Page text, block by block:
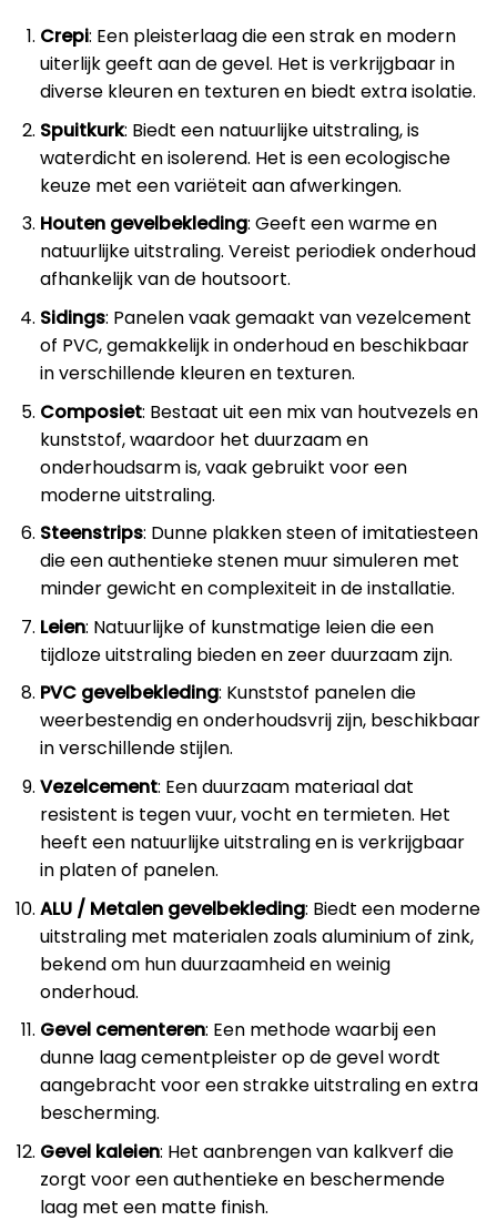
Crepi: Een pleisterlaag die een strak en modern
uiterlijk geeft aan de gevel. Het is verkrijgbaar in
diverse kleuren en texturen en biedt extra isolatie.
Spuitkurk: Biedt een natuurlijke uitstraling, is
waterdicht en isolerend. Het is een ecologische
keuze met een variëteit aan afwerkingen.
Houten gevelbekleding: Geeft een warme en
natuurlijke uitstraling. Vereist periodiek onderhoud
afhankelijk van de houtsoort.
Sidings: Panelen vaak gemaakt van vezelcement
of PVC, gemakkelijk in onderhoud en beschikbaar
in verschillende kleuren en texturen.
Composiet: Bestaat uit een mix van houtvezels en
kunststof, waardoor het duurzaam en
onderhoudsarm is, vaak gebruikt voor een
moderne uitstraling.
Steenstrips: Dunne plakken steen of imitatiesteen
die een authentieke stenen muur simuleren met
minder gewicht en complexiteit in de installatie.
Leien: Natuurlijke of kunstmatige leien die een
tijdloze uitstraling bieden en zeer duurzaam zijn.
PVC gevelbekleding: Kunststof panelen die
weerbestendig en onderhoudsvrij zijn, beschikbaar
in verschillende stijlen.
Vezelcement: Een duurzaam materiaal dat
resistent is tegen vuur, vocht en termieten. Het
heeft een natuurlijke uitstraling en is verkrijgbaar
in platen of panelen.
ALU / Metalen gevelbekleding: Biedt een moderne
uitstraling met materialen zoals aluminium of zink,
bekend om hun duurzaamheid en weinig
onderhoud.
Gevel cementeren: Een methode waarbij een
dunne laag cementpleister op de gevel wordt
aangebracht voor een strakke uitstraling en extra
bescherming.
Gevel kaleien: Het aanbrengen van kalkverf die
zorgt voor een authentieke en beschermende
laag met een matte finish.